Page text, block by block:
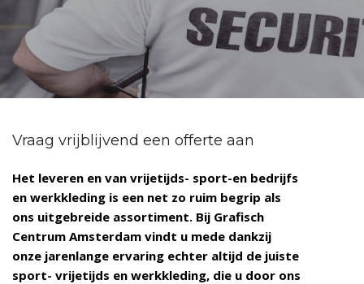
Vraag vrijblijvend een offerte aan
Het leveren en van vrijetijds- sport-en bedrijfs
en werkkleding is een net zo ruim begrip als
ons uitgebreide assortiment. Bij Grafisch
Centrum Amsterdam vindt u mede dankzij
onze jarenlange ervaring echter altijd de juiste
sport- vrijetijds en werkkleding, die u door ons